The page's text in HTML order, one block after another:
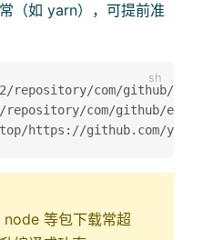
（如 yarn），可提前准
repository/com/github/
等包下载常超